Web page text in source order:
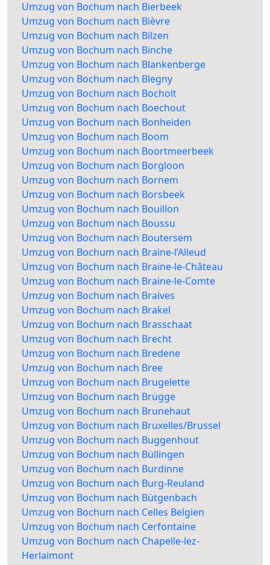
Umzug von Bochum nach Bierbeek
Umzug von Bochum nach Bièvre
Umzug von Bochum nach Bilzen
Umzug von Bochum nach Binche
Umzug von Bochum nach Blankenberge
Umzug von Bochum nach Blegny
Umzug von Bochum nach Bocholt
Umzug von Bochum nach Boechout
Umzug von Bochum nach Bonheiden
Umzug von Bochum nach Boom
Umzug von Bochum nach Boortmeerbeek
Umzug von Bochum nach Borgloon
Umzug von Bochum nach Bornem
Umzug von Bochum nach Borsbeek
Umzug von Bochum nach Bouillon
Umzug von Bochum nach Boussu
Umzug von Bochum nach Boutersem
Umzug von Bochum nach Braine-l’Alleud
Umzug von Bochum nach Braine-le-Château
Umzug von Bochum nach Braine-le-Comte
Umzug von Bochum nach Braives
Umzug von Bochum nach Brakel
Umzug von Bochum nach Brasschaat
Umzug von Bochum nach Brecht
Umzug von Bochum nach Bredene
Umzug von Bochum nach Bree
Umzug von Bochum nach Brugelette
Umzug von Bochum nach Brügge
Umzug von Bochum nach Brunehaut
Umzug von Bochum nach Bruxelles/Brussel
Umzug von Bochum nach Buggenhout
Umzug von Bochum nach Büllingen
Umzug von Bochum nach Burdinne
Umzug von Bochum nach Burg-Reuland
Umzug von Bochum nach Bütgenbach
Umzug von Bochum nach Celles Belgien
Umzug von Bochum nach Cerfontaine
Umzug von Bochum nach Chapelle-lez-
Herlaimont